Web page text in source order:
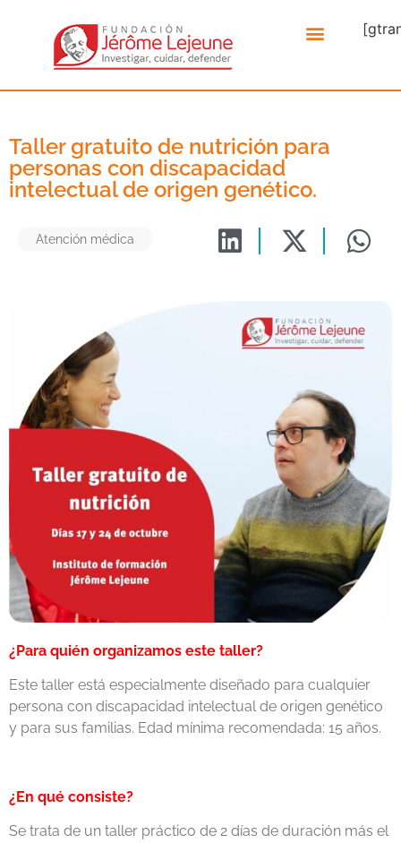
Taller gratuito de nutrición para
personas con discapacidad
intelectual de origen genético.
Atención médica
¿Para quién organizamos este taller?
Este taller está especialmente diseñado para cualquier
persona con discapacidad intelectual de origen genético
y para sus familias. Edad mínima recomendada: 15 años.
¿En qué consiste?
Se trata de un taller práctico de 2 días de duración más el